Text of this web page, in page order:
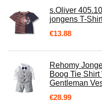
s.Oliver
jongens T-
€13.88
Rehomy
Boog Tie
Gentleman
€28.99